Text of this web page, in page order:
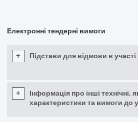
Електронні тендерні вимоги
+ Підстави для відмови в участі
+
Інформація про інші технічні,
характеристики та вимоги до